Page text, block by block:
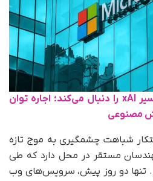
متا مسیر xAI را دنبال می‌کند؛ اجاره توان
مصنوعی
شباهت چشمگیری به موج تازه
مستقر در محل دارد که طی
تنها دو روز پیش، سرویس‌های وب